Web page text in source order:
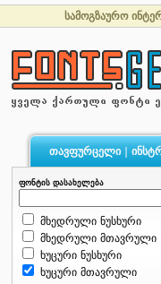
სამოგზაურო
თავფურცელი|
ფონტის დასახელება
მხედრული ნუსხური
მხედრული მთავრული
ხუცური ნუსხური
ხუცური მთავრული